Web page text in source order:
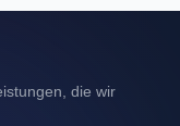
die wir